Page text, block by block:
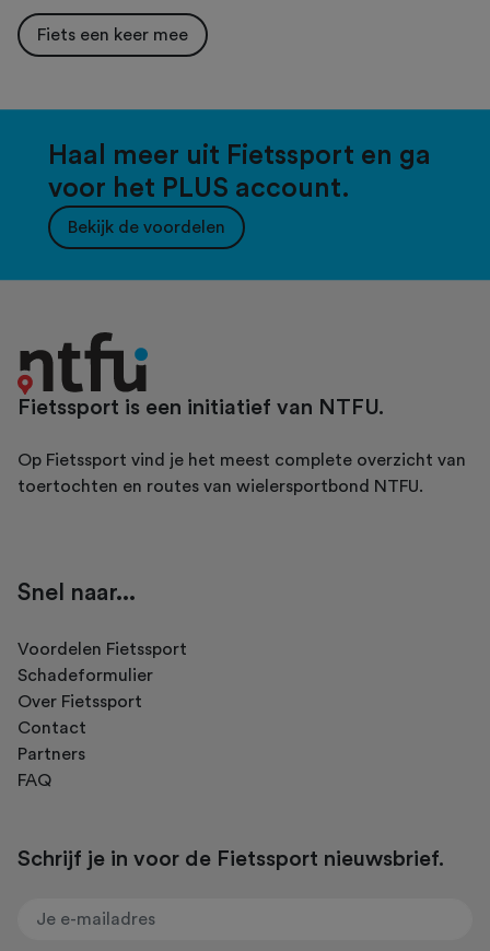
Fiets een keer mee
Haal meer uit Fietssport en ga
voor het PLUS account.
Bekijk de voordelen
Fietssport is een initiatief van NTFU.
Op Fietssport vind je het meest complete overzicht van
toertochten en routes van wielersportbond NTFU.
Snel naar...
Voordelen Fietssport
Schadeformulier
Over Fietssport
Contact
Partners
FAQ
Schrijf je in voor de Fietssport nieuwsbrief.